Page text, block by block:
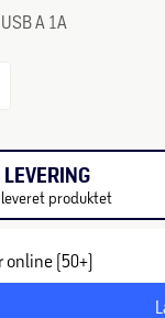
A 1A
LEVERING
leveret produktet
online (50+)